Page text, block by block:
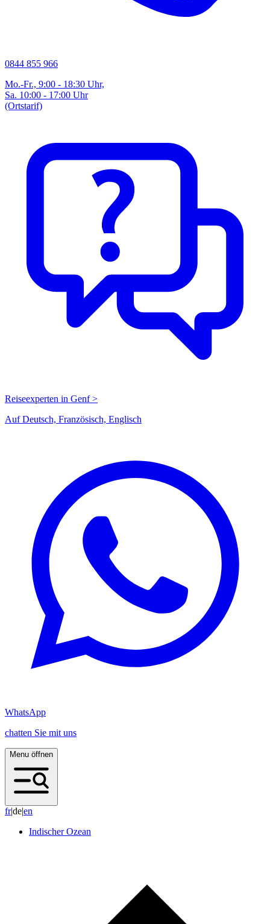
0844 855 966
Mo.-Fr., 9:00 - 18:30 Uhr,
Sa. 10:00 - 17:00 Uhr
(Ortstarif)
Reiseexperten in Genf >
Auf Deutsch, Französisch, Englisch
WhatsApp
chatten Sie mit uns
Menu öffnen
fr|de|en
Indischer Ozean